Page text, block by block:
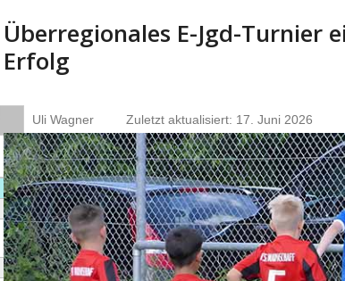
Überregionales E-Jgd-Turnier
Erfolg
Uli Wagner Zuletzt aktualisiert: 17. Juni 2026